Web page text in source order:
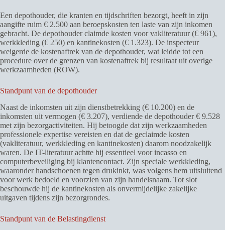
Een depothouder, die kranten en tijdschriften bezorgt, heeft in zijn
aangifte ruim € 2.500 aan beroepskosten ten laste van zijn inkomen
gebracht. De depothouder claimde kosten voor vakliteratuur (€ 961),
werkkleding (€ 250) en kantinekosten (€ 1.323). De inspecteur
weigerde de kostenaftrek van de depothouder, wat leidde tot een
procedure over de grenzen van kostenaftrek bij resultaat uit overige
werkzaamheden (ROW).
Standpunt van de depothouder
Naast de inkomsten uit zijn dienstbetrekking (€ 10.200) en de
inkomsten uit vermogen (€ 3.207), verdiende de depothouder € 9.528
met zijn bezorgactiviteiten. Hij betoogde dat zijn werkzaamheden
professionele expertise vereisten en dat de geclaimde kosten
(vakliteratuur, werkkleding en kantinekosten) daarom noodzakelijk
waren. De IT-literatuur achtte hij essentieel voor incasso en
computerbeveiliging bij klantencontact. Zijn speciale werkkleding,
waaronder handschoenen tegen drukinkt, was volgens hem uitsluitend
voor werk bedoeld en voorzien van zijn handelsnaam. Tot slot
beschouwde hij de kantinekosten als onvermijdelijke zakelijke
uitgaven tijdens zijn bezorgrondes.
Standpunt van de Belastingdienst